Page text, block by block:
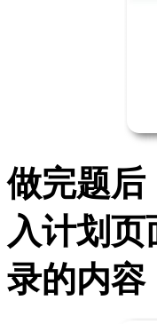
做完题后
入计划
录的内容